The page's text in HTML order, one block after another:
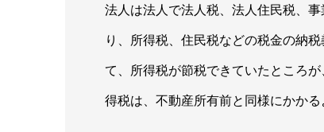
法人は法人で法人税、法人住民税、
り、所得税、住民税などの税金の納
て、所得税が節税できていたところ
得税は、不動産所有前と同様にかかる